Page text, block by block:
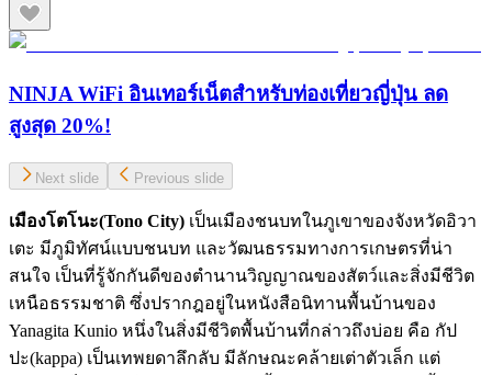
NINJA WiFi อินเทอร์เน็ตสำหรับท่องเที่ยวญี่ปุ่น ลด
สูงสุด 20%!
Next slide Previous slide
เมืองโตโนะ(Tono City) เป็นเมืองชนบทในภูเขาของจังหวัดอิวา
เตะ มีภูมิทัศน์แบบชนบท และวัฒนธรรมทางการเกษตรที่น่า
สนใจ เป็นที่รู้จักกันดีของตำนานวิญญาณของสัตว์และสิ่งมีชีวิต
เหนือธรรมชาติ ซึ่งปรากฎอยู่ในหนังสือนิทานพื้นบ้านของ
Yanagita Kunio หนึ่งในสิ่งมีชีวิตพื้นบ้านที่กล่าวถึงบ่อย คือ กัป
ปะ(kappa) เป็นเทพยดาลึกลับ มีลักษณะคล้ายเต่าตัวเล็ก แต่